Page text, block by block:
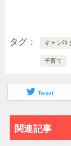
タグ ギャン泣
子育て
Tweet
関連記事